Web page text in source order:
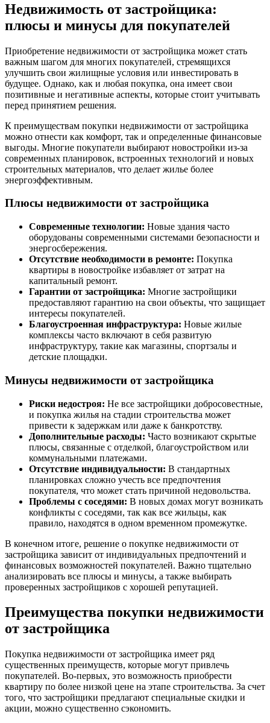
Недвижимость от застройщика:
плюсы и минусы для покупателей
Приобретение недвижимости от застройщика может стать
важным шагом для многих покупателей, стремящихся
улучшить свои жилищные условия или инвестировать в
будущее. Однако, как и любая покупка, она имеет свои
позитивные и негативные аспекты, которые стоит учитывать
перед принятием решения.
К преимуществам покупки недвижимости от застройщика
можно отнести как комфорт, так и определенные финансовые
выгоды. Многие покупатели выбирают новостройки из-за
современных планировок, встроенных технологий и новых
строительных материалов, что делает жилье более
энергоэффективным.
Плюсы недвижимости от застройщика
Современные технологии: Новые здания часто
оборудованы современными системами безопасности и
энергосбережения.
Отсутствие необходимости в ремонте: Покупка
квартиры в новостройке избавляет от затрат на
капитальный ремонт.
Гарантии от застройщика: Многие застройщики
предоставляют гарантию на свои объекты, что защищает
интересы покупателей.
Благоустроенная инфраструктура: Новые жилые
комплексы часто включают в себя развитую
инфраструктуру, такие как магазины, спортзалы и
детские площадки.
Минусы недвижимости от застройщика
Риски недостроя: Не все застройщики добросовестные,
и покупка жилья на стадии строительства может
привести к задержкам или даже к банкротству.
Дополнительные расходы: Часто возникают скрытые
плюсы, связанные с отделкой, благоустройством или
коммунальными платежами.
Отсутствие индивидуальности: В стандартных
планировках сложно учесть все предпочтения
покупателя, что может стать причиной недовольства.
Проблемы с соседями: В новых домах могут возникать
конфликты с соседями, так как все жильцы, как
правило, находятся в одном временном промежутке.
В конечном итоге, решение о покупке недвижимости от
застройщика зависит от индивидуальных предпочтений и
финансовых возможностей покупателей. Важно тщательно
анализировать все плюсы и минусы, а также выбирать
проверенных застройщиков с хорошей репутацией.
Преимущества покупки недвижимости
от застройщика
Покупка недвижимости от застройщика имеет ряд
существенных преимуществ, которые могут привлечь
покупателей. Во-первых, это возможность приобрести
квартиру по более низкой цене на этапе строительства. За счет
того, что застройщики предлагают специальные скидки и
акции, можно существенно сэкономить.